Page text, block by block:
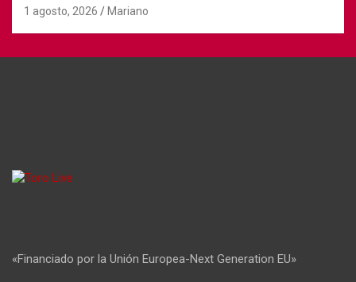
1 agosto, 2026 Mariano
«Financiado por la Unión Europea-Next Generation EU»